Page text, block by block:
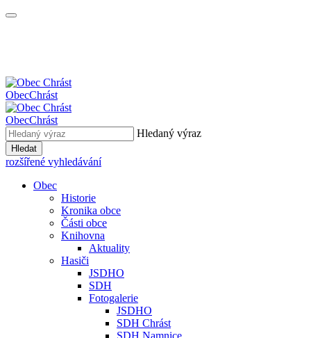
ObecChrást
ObecChrást
Hledaný výraz
Hledat
rozšířené vyhledávání
Obec
Historie
Kronika obce
Části obce
Knihovna
Aktuality
Hasiči
JSDHO
SDH
Fotogalerie
JSDHO
SDH Chrást
SDH Namnice